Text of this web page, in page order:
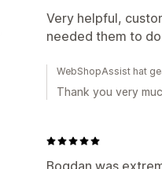
Very helpful,
needed them to
WebShopAssist hat
Thank you very
Bogdan was